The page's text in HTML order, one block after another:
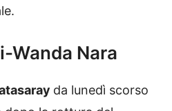
Wanda Nara
da lunedì scorso